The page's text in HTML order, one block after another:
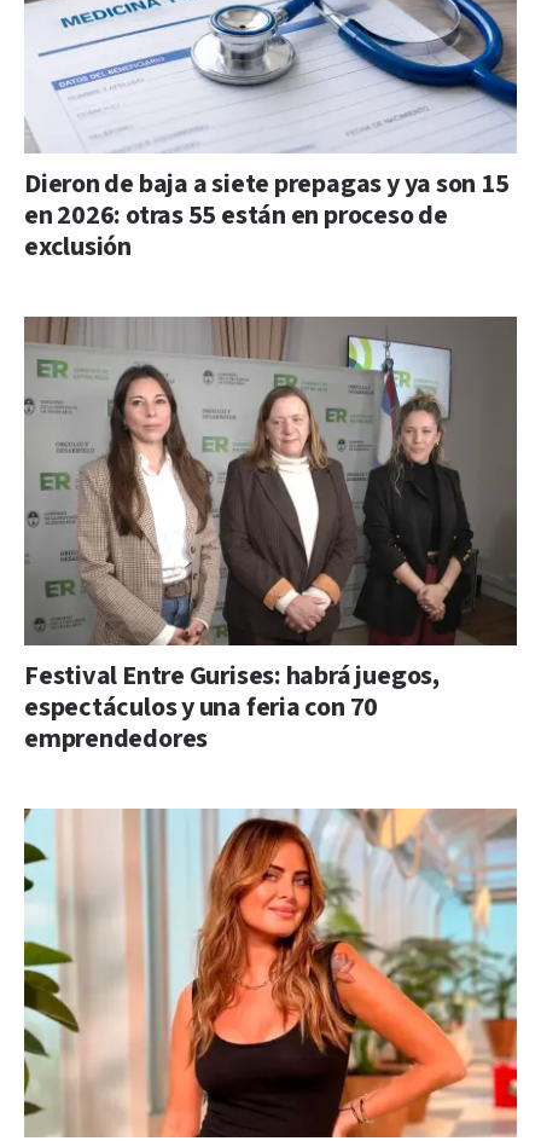
Dieron de baja a siete prepagas y ya son 15
en 2026: otras 55 están en proceso de
exclusión
Festival Entre Gurises: habrá juegos,
espectáculos y una feria con 70
emprendedores